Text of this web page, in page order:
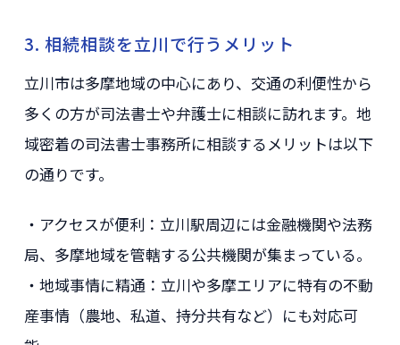
3. 相続相談を立川で行うメリット
立川市は多摩地域の中心にあり、交通の利便性から
多くの方が司法書士や弁護士に相談に訪れます。地
域密着の司法書士事務所に相談するメリットは以下
の通りです。
・アクセスが便利：立川駅周辺には金融機関や法務
局、多摩地域を管轄する公共機関が集まっている。
・地域事情に精通：立川や多摩エリアに特有の不動
産事情（農地、私道、持分共有など）にも対応可